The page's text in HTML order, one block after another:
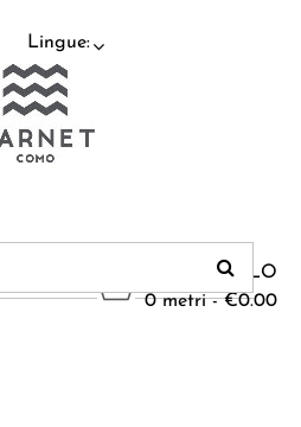
Lingue:
CARRELLO
0 metri - €0.00